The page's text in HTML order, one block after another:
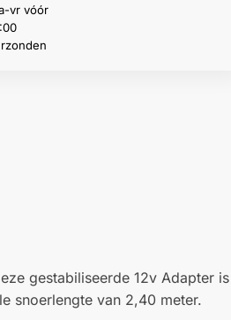
vr vóór
gestabiliseerde 12v Adapter is
snoerlengte van 2,40 meter.